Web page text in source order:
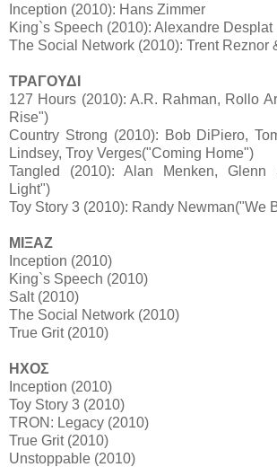
Inception (2010): Hans Zimmer
King`s Speech (2010): Alexandre Desplat
The Social Network (2010): Trent Reznor
ΤΡΑΓΟΥΔΙ
127 Hours (2010): A.R. Rahman, Rollo
Rise")
Country Strong (2010): Bob DiPiero,
Lindsey, Troy Verges("Coming Home")
Tangled (2010): Alan Menken, Glenn
Light")
Toy Story 3 (2010): Randy Newman("We
ΜΙΞΑΖ
Inception (2010)
King`s Speech (2010)
Salt (2010)
The Social Network (2010)
True Grit (2010)
ΗΧΟΣ
Inception (2010)
Toy Story 3 (2010)
TRON: Legacy (2010)
True Grit (2010)
Unstoppable (2010)